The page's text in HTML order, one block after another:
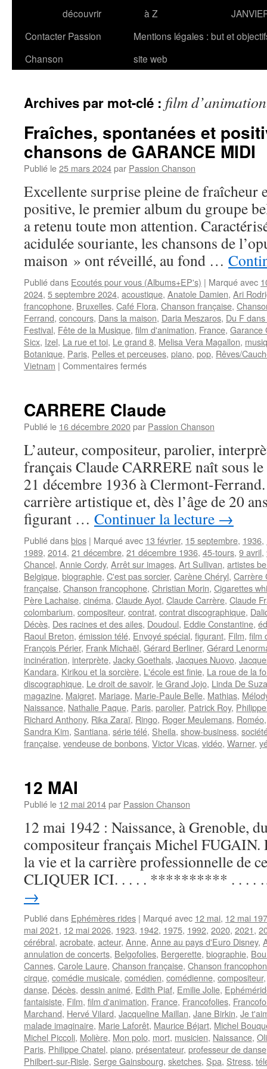
découvrir
à Z
Contacter Passion
Chanson
Mentions légales : but et
site web
Archives par mot-clé : film d’animation
Fraîches, spontanées et
chansons de GARANCE MIDI
Publié le25 mars 2024par Passion Chanson
Excellente surprise pleine de fraîcheur
positive, le premier album du groupe
a retenu toute mon attention.
acidulée souriante, les chansons de
maison » ont réveillé, au fond …
Publié dans Ecoutés pour vous (Albums+EP's) | Marqué avec
2024, 5 septembre 2024, acoustique, Anatole Damien, Ari
francophone, Bruxelles, Café Flora, Chanson française,
Ferrand, concours, Dans la maison, Daria Meszaros, Du F
Festival, Fête de la Musique, film d'animation, France, Garance
Sicx, Izel, La rue et toi, Le grand 8, Melisa Vera Magallon,
Botanique, Paris, Pelles et perceuses, piano, pop, Rêves/
Vietnam | Commentaires ferméssur
positives
les
chansons
de
GARANCE
MIDI
CARRERE Claude
Publié le 16 décembre 2020par Passion Chanson
L’auteur, compositeur, parolier,
français Claude CARRERE naît sous
21 décembre 1936 à Clermont-
carrière artistique et, dès l’âge de 20
figurant … Continuer la lecture →
Publié dansbios | Marqué avec 13 février, 15 septembre, 1936,
1989, 2014, 21 décembre, 21 décembre 1936, 45-tours, 9 avril,
Chancel, Annie Cordy, Arrêt sur images, Art Sullivan, artistes
Belgique, biographie, C'est pas sorcier, Carène Chéryl, Carrère
française, Chanson francophone, Christian Morin, Cigarettes
Père Lachaise, cinéma, Claude Ayot, Claude Carrère, Claude
colombarium, compositeur, contrat, contrat discographique,
Décès, Des racines et des ailes, Doudoul, Eddie Constantine,
Raoul Breton, émission télé, Envoyé spécial, figurant, Film, film
François Périer, Frank Michaël, Gérard Berliner, Gérard
incinération, interprète, Jacky Goethals, Jacques Nuovo,
Kandara, Kirikou et la sorcière, L'école est finie, La roue de la
discographique, Le droit de savoir, le Grand Jojo, Linda De Suza
magazine, Maigret, Mariage, Marie-Paule Belle, Mathias,
Naissance, Nathalie Paque, Paris, parolier, Patrick Roy,
Richard Anthony, Rika Zaraï, Ringo, Roger Meulemans, Roméo
Sandra Kim, Santiana, série télé, Sheila, show-business,
française, vendeuse de bonbons, Victor Vicas, vidéo, Warner,
12 MAI
Publié le 12 mai 2014par Passion Chanson
12 mai 1942 : Naissance, à Grenoble,
compositeur français Michel FUGAIN.
la vie et la carrière professionnelle de
CLIQUER ICI. . . . . ********** . . .
→
Publié dans Ephémères rides | Marqué avec 12 mai, 12 mai
mai 2021, 12 mai 2026, 1923, 1942, 1975, 1992, 2020, 2021,
cérébral, acrobate, acteur, Anne, Anne au pays d'Euro Disney,
annulation de concerts, Belgofolies, Bergerette, biographie,
Cannes, Carole Laure, Chanson française, Chanson
cirque, comédie musicale, comédien, comédienne, compositeur
danse, Décès, dessin animé, Edith Piaf, Emilie Jolie,
fantaisiste, Film, film d'animation, France, Francofolies,
Marchand, Hervé Vilard, Jacqueline Maillan, Jane Birkin, Je
malade imaginaire, Marie Laforêt, Maurice Béjart, Michel
Michel Piccoli, Molière, Mon polo, mort, musicien, Naissance,
Paris, Philippe Chatel, piano, présentateur, professeur de danse
Philbert-sur-Risle, Serge Gainsbourg, sketches, Spa, Stress,